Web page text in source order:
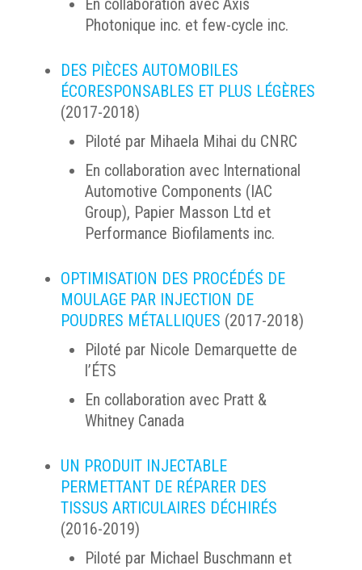
Photonique inc. et few-cycle inc.
DES PIÈCES AUTOMOBILES
ÉCORESPONSABLES ET PLUS LÉGÈRES
(2017-2018)
Piloté par Mihaela Mihai du CNRC
En collaboration avec International
Automotive Components (IAC
Group), Papier Masson Ltd et
Performance Biofilaments inc.
OPTIMISATION DES PROCÉDÉS DE
MOULAGE PAR INJECTION DE
POUDRES MÉTALLIQUES (2017-2018)
Piloté par Nicole Demarquette de
l’ÉTS
En collaboration avec Pratt &
Whitney Canada
UN PRODUIT INJECTABLE
PERMETTANT DE RÉPARER DES
TISSUS ARTICULAIRES DÉCHIRÉS
(2016-2019)
Piloté par Michael Buschmann et